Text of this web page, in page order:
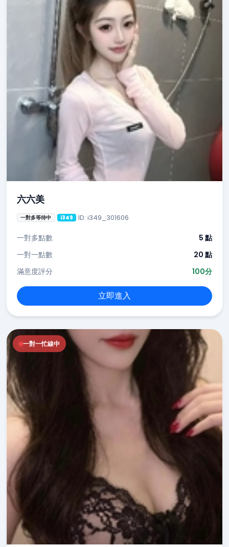
六六美
一對多等待中 i349 ID: i349_301606
一對多點數
5 點
一對一點數
20 點
滿意度評分
100分
立即進入
一對一忙線中